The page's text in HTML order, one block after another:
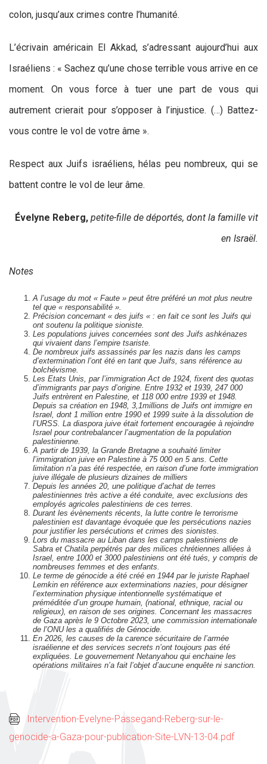
colon, jusqu’aux crimes contre l’humanité.
L’écrivain américain El Akkad, s’adressant aujourd’hui aux
Israéliens : « Sachez qu’une chose terrible vous arrive en ce
moment. On vous force à tuer une part de vous qui
autrement crierait pour s’opposer à l’injustice. (…) Battez-
vous contre le vol de votre âme ».
Respect aux Juifs israéliens, hélas peu nombreux, qui se
battent contre le vol de leur âme.
Évelyne Reberg, petite-fille de déportés, dont la famille vit
en Israël.
Notes
A l’usage du mot « Faute » peut être préféré un mot plus neutre
tel que « responsabilité ».
Précision concernant « des juifs « : en fait ce sont les Juifs qui
ont soutenu la politique sioniste.
Les populations juives concernées sont des Juifs ashkénazes
qui vivaient dans l’empire tsariste.
De nombreux juifs assassinés par les nazis dans les camps
d’extermination l’ont été en tant que Juifs, sans référence au
bolchévisme.
Les Etats Unis, par l’immigration Act de 1924, fixent des quotas
d’immigrants par pays d’origine. Entre 1932 et 1939, 247 000
Juifs entrèrent en Palestine, et 118 000 entre 1939 et 1948.
Depuis sa création en 1948, 3,1millions de Juifs ont immigre en
Israel, dont 1 million entre 1990 et 1999 suite à la dissolution de
l’URSS. La diaspora juive était fortement encouragée à rejoindre
Israel pour contrebalancer l’augmentation de la population
palestinienne.
A partir de 1939, la Grande Bretagne a souhaité limiter
l’immigration juive en Palestine à 75 000 en 5 ans. Cette
limitation n’a pas été respectée, en raison d’une forte immigration
juive illégale de plusieurs dizaines de milliers
Depuis les années 20, une politique d’achat de terres
palestiniennes très active a été conduite, avec exclusions des
employés agricoles palestiniens de ces terres.
Durant les évènements récents, la lutte contre le terrorisme
palestinien est davantage évoquée que les persécutions nazies
pour justifier les persécutions et crimes des sionistes.
Lors du massacre au Liban dans les camps palestiniens de
Sabra et Chatila perpétrés par des milices chrétiennes alliées à
Israel, entre 1000 et 3000 palestiniens ont été tués, y compris de
nombreuses femmes et des enfants.
Le terme de génocide a été créé en 1944 par le juriste Raphael
Lemkin en référence aux exterminations nazies, pour désigner
l’extermination physique intentionnelle systématique et
préméditée d’un groupe humain, (national, ethnique, racial ou
religieux), en raison de ses origines. Concernant les massacres
de Gaza après le 9 Octobre 2023, une commission internationale
de l’ONU les a qualifiés de Génocide.
En 2026, les causes de la carence sécuritaire de l’armée
israélienne et des services secrets n’ont toujours pas été
expliquées. Le gouvernement Netanyahou qui enchaine les
opérations militaires n’a fait l’objet d’aucune enquête ni sanction.
Intervention-Evelyne-Passegand-Reberg-sur-le-
genocide-a-Gaza-pour-publication-Site-LVN-13-04.pdf